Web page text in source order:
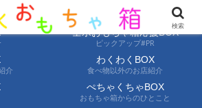
。垂水の情報を自分たちの目でみて聞いて伝えます
垂水おもちゃ箱応援BOX
ピックアップ#PR
介
わくわくBOX
食べ物以外のお店紹介
ぺちゃくちゃBOX
おもちゃ箱からのひとこと
検索